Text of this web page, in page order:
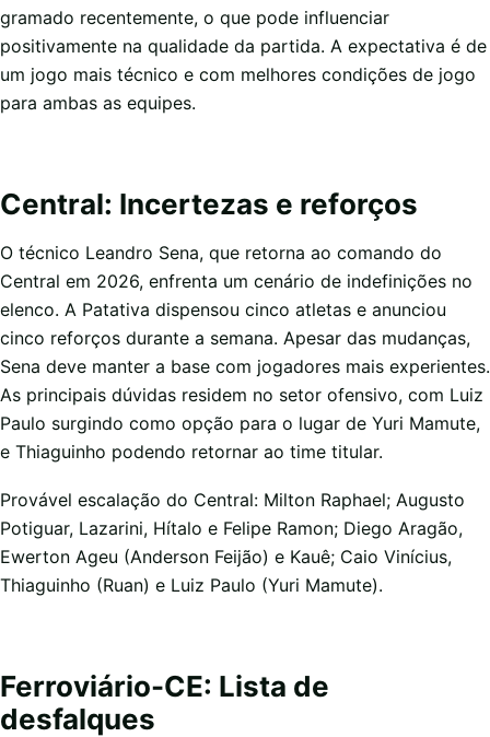
gramado recentemente, o que pode influenciar
positivamente na qualidade da partida. A expectativa é de
um jogo mais técnico e com melhores condições de jogo
para ambas as equipes.
Central: Incertezas e reforços
O técnico Leandro Sena, que retorna ao comando do
Central em 2026, enfrenta um cenário de indefinições no
elenco. A Patativa dispensou cinco atletas e anunciou
cinco reforços durante a semana. Apesar das mudanças,
Sena deve manter a base com jogadores mais experientes.
As principais dúvidas residem no setor ofensivo, com Luiz
Paulo surgindo como opção para o lugar de Yuri Mamute,
e Thiaguinho podendo retornar ao time titular.
Provável escalação do Central: Milton Raphael; Augusto
Potiguar, Lazarini, Hítalo e Felipe Ramon; Diego Aragão,
Ewerton Ageu (Anderson Feijão) e Kauê; Caio Vinícius,
Thiaguinho (Ruan) e Luiz Paulo (Yuri Mamute).
Ferroviário-CE: Lista de
desfalques